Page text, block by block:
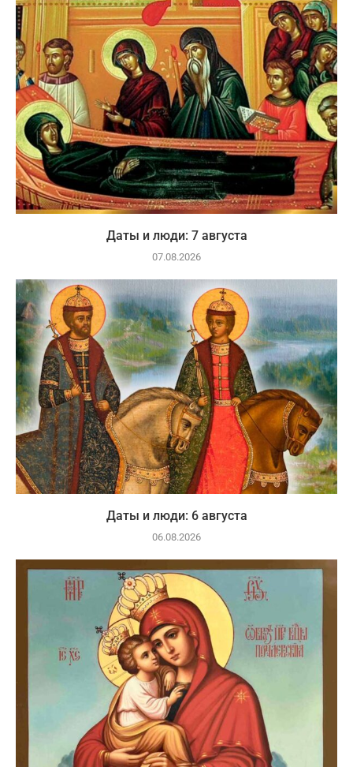
Даты и люди: 7 августа
07.08.2026
Даты и люди: 6 августа
06.08.2026